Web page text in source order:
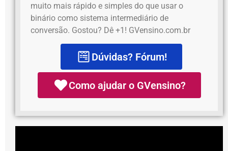
muito mais rápido e simples do que usar o
binário como sistema intermediário de
conversão. Gostou? Dê +1! GVensino.com.br
Dúvidas? Fórum!
Como ajudar o GVensino?